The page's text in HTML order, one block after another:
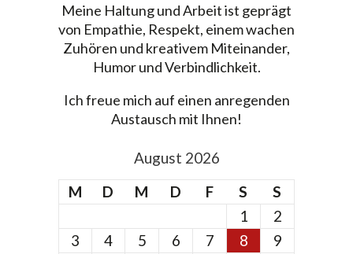
Meine Haltung und Arbeit ist geprägt
von Empathie, Respekt, einem wachen
Zuhören und kreativem Miteinander,
Humor und Verbindlichkeit.
Ich freue mich auf einen anregenden
Austausch mit Ihnen!
August 2026
M
D M D F S
S
1
2
3
4 5 6 7 8
9